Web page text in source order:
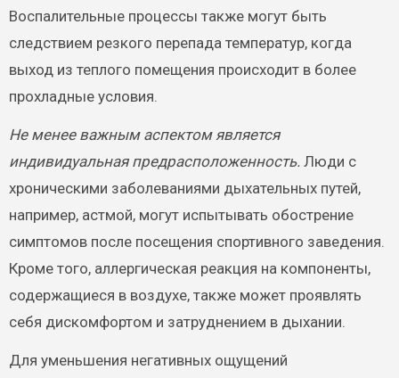
Воспалительные процессы также могут быть
следствием резкого перепада температур, когда
выход из теплого помещения происходит в более
прохладные условия.
Не менее важным аспектом является
индивидуальная предрасположенность.Люди с
хроническими заболеваниями дыхательных путей,
например, астмой, могут испытывать обострение
симптомов после посещения спортивного заведения.
Кроме того, аллергическая реакция на компоненты,
содержащиеся в воздухе, также может проявлять
себя дискомфортом и затруднением в дыхании.
Для уменьшения негативных ощущений